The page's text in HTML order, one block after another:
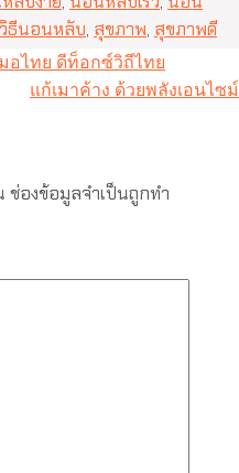
วิธีนอนหลับ, สุขภาพ, สุขภาพดี
ไทย ดีท็อกซ์วิถีไทย
แก้เมาค้าง ด้วยพลังเอนไซม์
ช่องข้อมูลจำเป็นถูกทำ